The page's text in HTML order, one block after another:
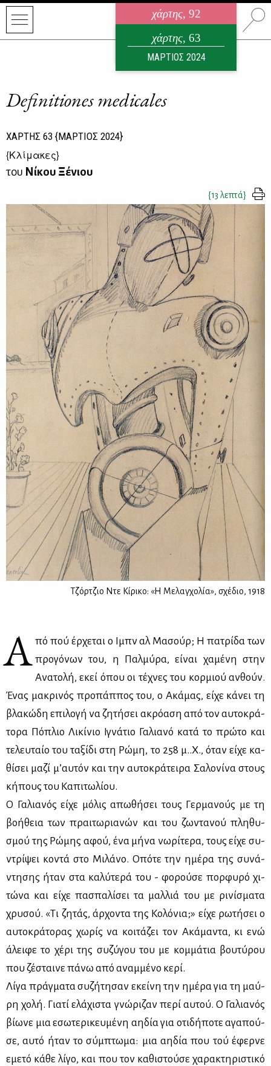
χάρτης, 92
ηλεκτρονικό περιοδικό
ΑΥΓΟΥΣΤΟΣ 2026
χάρτης, 63
ΜΑΡΤΙΟΣ 2024
Definitiones medicales
ΧΑΡΤΗΣ 63 {ΜΑΡΤΙΟΣ 2024}
{Κλίμακες}
του Νίκου Ξένιου
{13 λεπτά}
Τζόρτζιο Ντε Κίρικο: «Η Μελαγχολία», σχέδιο, 1918
Α πό πού έρ­χε­ται ο Ιμπν αλ Μα­σούρ; Η πα­τρί­δα των
προ­γό­νων του, η Παλ­μύ­ρα, εί­ναι χα­μέ­νη στην
Ανα­το­λή, εκεί όπου οι τέ­χνες του κορ­μιού αν­θούν.
Ένας μα­κρι­νός προ­πάπ­πος του, ο Ακά­μας, εί­χε κά­νει τη
βλα­κώ­δη επι­λο­γή να ζη­τή­σει ακρό­α­ση από τον αυ­το­κρά­
το­ρα Πό­πλιο Λι­κί­νιο Ιγνά­τιο Γα­λια­νό κα­τά το πρώ­το και
τε­λευ­ταίο του τα­ξί­δι στη Ρώ­μη, το 258 μ..Χ., όταν εί­χε κα­
θί­σει μα­ζί μ’αυ­τόν και την αυ­το­κρά­τει­ρα Σα­λο­νί­να στους
κή­πους του Κα­πι­τω­λί­ου.
Ο Γα­λια­νός εί­χε μό­λις απω­θή­σει τους Γερ­μα­νούς με τη
βο­ή­θεια των πραι­τω­ρια­νών και του ζω­ντα­νού πλη­θυ­
σμού της Ρώ­μης αφού, ένα μή­να νω­ρί­τε­ρα, τους εί­χε συ­
ντρί­ψει κο­ντά στο Μι­λά­νο. Οπό­τε την ημέ­ρα της συ­νά­
ντη­σης ήταν στα κα­λύ­τε­ρά του - φο­ρού­σε πορ­φυ­ρό χι­
τώ­να και εί­χε πα­σπα­λί­σει τα μαλ­λιά του με ρι­νί­σμα­τα
χρυ­σού. «Τι ζη­τάς, άρ­χο­ντα της Κο­λό­νια;» εί­χε ρω­τή­σει ο
αυ­το­κρά­το­ρας χω­ρίς να κοι­τά­ζει τον Ακά­μα­ντα, κι ενώ
άλει­φε το χέ­ρι της συ­ζύ­γου του με κομ­μά­τια βου­τύ­ρου
που ζέ­σται­νε πά­νω από αναμ­μέ­νο κε­ρί.
Λί­γα πράγ­μα­τα συ­ζή­τη­σαν εκεί­νη την ημέ­ρα για τη μαύ­
ρη χο­λή. Για­τί ελά­χι­στα γνώ­ρι­ζαν πε­ρί αυ­τού. Ο Γα­λια­νός
βί­ω­νε μια εσω­τε­ρι­κευ­μέ­νη αη­δία για οτι­δή­πο­τε αγα­πού­
σε, αυ­τό ήταν το σύμ­πτω­μα: μια αη­δία που τού έφερ­νε
εμε­τό κά­θε λί­γο, και που τον κα­θι­στού­σε χα­ρα­κτη­ρι­στι­κό